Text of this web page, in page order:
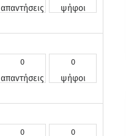
απαντήσεις ψήφοι
0
απαντήσεις
0
ψήφοι
0 0